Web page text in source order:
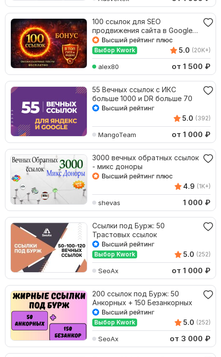
100 ссылок для SEO
продвижения сайта в Google
Яндекс
Выбор Kwork 5.0 (20K+)
alex80 от 1 500 ₽
55 Вечных ссылок с ИКС
больше 1000 и DR больше 70
5.0 (392)
MangoTeam от 1 000 ₽
3000 вечных обратных ссылок
- микс доноры
4.9 (1K+)
shevas 1 000 ₽
Ссылки под Бурж: 50
Трастовых ссылок
Выбор Kwork 5.0 (252)
SeoAx от 1 000 ₽
200 ссылок под Бурж: 50
Анкорных + 150 Безанкорных
Выбор Kwork 5.0 (252)
SeoAx от 3 000 ₽